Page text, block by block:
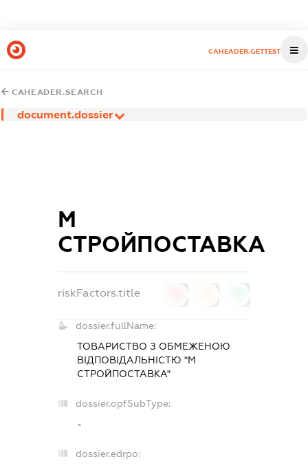
CAHEADER.GETTEST
CAHEADER.SEARCH
document.dossier
М
СТРОЙПОСТАВКА
riskFactors.title
dossier.fullName:
ТОВАРИСТВО З ОБМЕЖЕНОЮ
ВІДПОВІДАЛЬНІСТЮ "М
СТРОЙПОСТАВКА"
dossier.opfSubType:
-
dossier.edrpo: